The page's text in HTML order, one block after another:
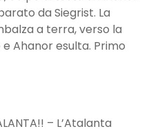
da Siegrist. La
a terra, verso la
Ahanor esulta. Primo
– L’Atalanta